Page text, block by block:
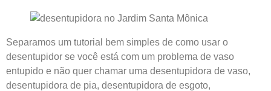
Separamos um tutorial bem simples de como usar o
desentupidor se você está com um problema de vaso
entupido e não quer chamar uma desentupidora de vaso,
desentupidora de pia, desentupidora de esgoto,